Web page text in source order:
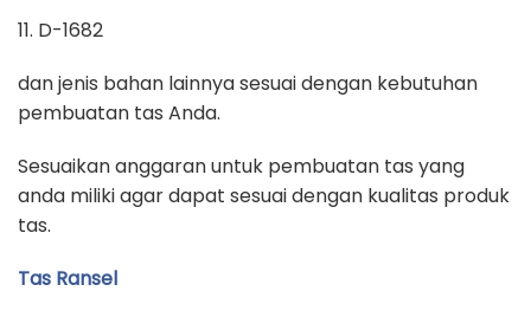
11. D-1682
dan jenis bahan lainnya sesuai dengan kebutuhan
pembuatan tas Anda.
Sesuaikan anggaran untuk pembuatan tas yang
anda miliki agar dapat sesuai dengan kualitas produk
tas.
Tas Ransel